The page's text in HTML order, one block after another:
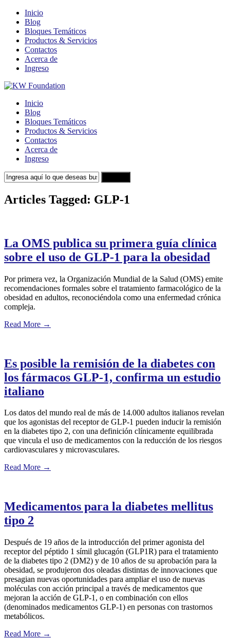
Inicio
Blog
Bloques Temáticos
Productos & Servicios
Contactos
Acerca de
Ingreso
Inicio
Blog
Bloques Temáticos
Productos & Servicios
Contactos
Acerca de
Ingreso
Articles Tagged: GLP-1
La OMS publica su primera guía clínica
sobre el uso de GLP-1 para la obesidad
Por primera vez, la Organización Mundial de la Salud (OMS) emite
recomendaciones formales sobre el tratamiento farmacológico de la
obesidad en adultos, reconociéndola como una enfermedad crónica
compleja.
Read More →
Es posible la remisión de la diabetes con
los fármacos GLP-1, confirma un estudio
italiano
Los datos del mundo real de más de 14.000 adultos italianos revelan
que los agonistas del receptor de GLP-1 pueden inducir la remisión
en la diabetes tipo 2, con una definición clínicamente equilibrada
que vincula el uso de medicamentos con la reducción de los riesgos
cardiovasculares y microvasculares.
Read More →
Medicamentos para la diabetes mellitus
tipo 2
Después de 19 años de la introducción del primer agonista del
receptor del péptido 1 símil glucagón (GLP1R) para el tratamiento
de la diabetes tipo 2 (DM2) y de 10 años de su aprobación para la
obesidad, se produjeron dos oleadas distintas de innovaciones que
presagian nuevas oportunidades para ampliar el uso de nuevas
moléculas con acción principal a través de medicamentos que
mejoran la acción de GLP-1, o en combinación con ellos
(denominados medicamentos GLP-1) en personas con trastornos
metabólicos.
Read More →